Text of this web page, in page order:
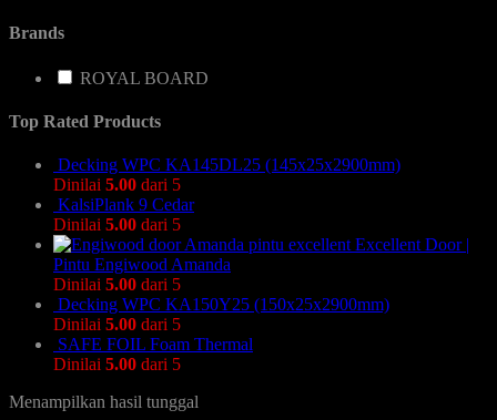
Brands
ROYAL BOARD
Top Rated Products
Decking WPC KA145DL25 (145x25x2900mm)
Dinilai 5.00 dari 5
KalsiPlank 9 Cedar
Dinilai 5.00 dari 5
Excellent Door |
Pintu Engiwood Amanda
Dinilai 5.00 dari 5
Decking WPC KA150Y25 (150x25x2900mm)
Dinilai 5.00 dari 5
SAFE FOIL Foam Thermal
Dinilai 5.00 dari 5
Menampilkan hasil tunggal